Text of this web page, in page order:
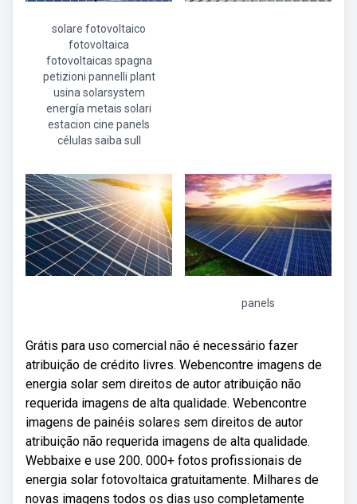
solare fotovoltaico
fotovoltaica
fotovoltaicas spagna
petizioni pannelli plant
usina solarsystem
energía metais solari
estacion cine panels
células saiba sull
panels
Grátis para uso comercial não é necessário fazer
atribuição de crédito livres. Webencontre imagens de
energia solar sem direitos de autor atribuição não
requerida imagens de alta qualidade. Webencontre
imagens de painéis solares sem direitos de autor
atribuição não requerida imagens de alta qualidade.
Webbaixe e use 200. 000+ fotos profissionais de
energia solar fotovoltaica gratuitamente. Milhares de
novas imagens todos os dias uso completamente